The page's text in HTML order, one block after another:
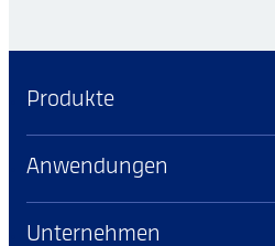
Produkte
Anwendungen
Unternehmen